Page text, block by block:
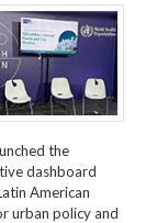
the
dashboard
American
urban policy and